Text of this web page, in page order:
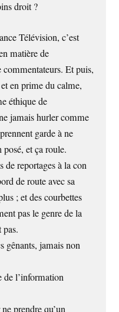
droit ?
Télévision, c’est
matière de
Et puis,
en prime du calme,
éthique de
jamais hurler comme
garde à ne
et ça roule.
de reportages à la con
de route avec sa
; et des courbettes
pas le genre de la
gênants, jamais non
l’information
prendre qu’un